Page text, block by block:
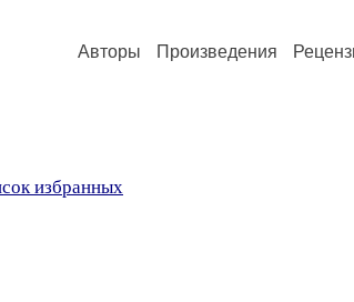
Авторы Произведения
избранных